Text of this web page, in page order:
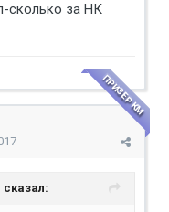
сколько за НК
ПРИЗЕР КМ
сказал: